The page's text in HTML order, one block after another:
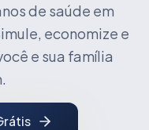
de saúde em
economize e
e sua família